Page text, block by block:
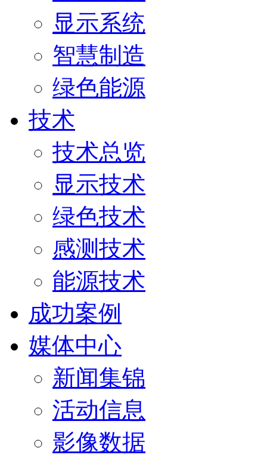
显示系统
智慧制造
绿色能源
技术
技术总览
显示技术
绿色技术
感测技术
能源技术
成功案例
媒体中心
新闻集锦
活动信息
影像数据